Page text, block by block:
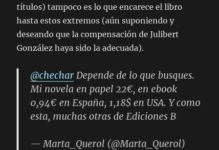
títulos) tampoco es lo que encarece el libro
hasta estos extremos (aún suponiendo y
deseando que la compensación de Julibert
González haya sido la adecuada).
@chechar Depende de lo que busques.
Mi novela en papel 22€, en ebook
0,94€ en España, 1,18$ en USA. Y como
esta, muchas otras de Ediciones B
— Marta_Querol (@Marta_Querol)